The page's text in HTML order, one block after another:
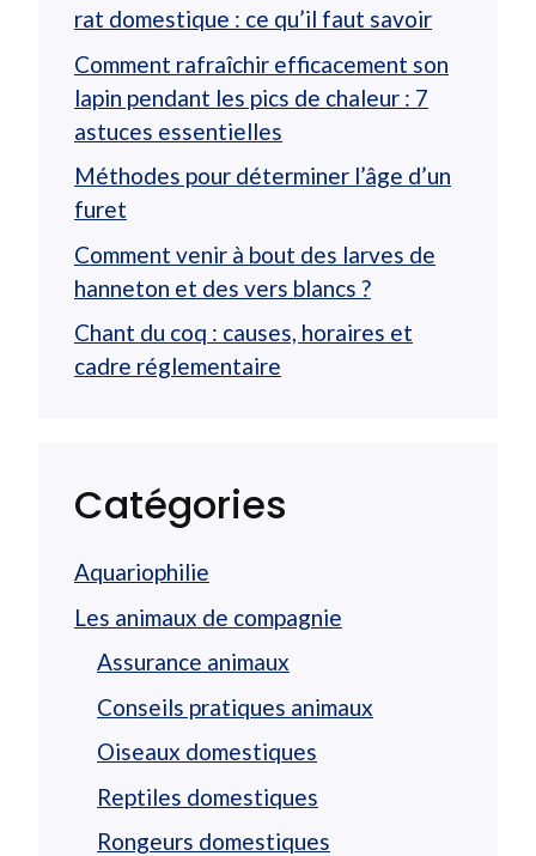
rat domestique : ce qu’il faut savoir
Comment rafraîchir efficacement son
lapin pendant les pics de chaleur : 7
astuces essentielles
Méthodes pour déterminer l’âge d’un
furet
Comment venir à bout des larves de
hanneton et des vers blancs ?
Chant du coq : causes, horaires et
cadre réglementaire
Catégories
Aquariophilie
Les animaux de compagnie
Assurance animaux
Conseils pratiques animaux
Oiseaux domestiques
Reptiles domestiques
Rongeurs domestiques